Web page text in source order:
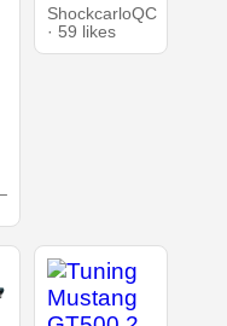
ShockcarloQC
· 59 likes